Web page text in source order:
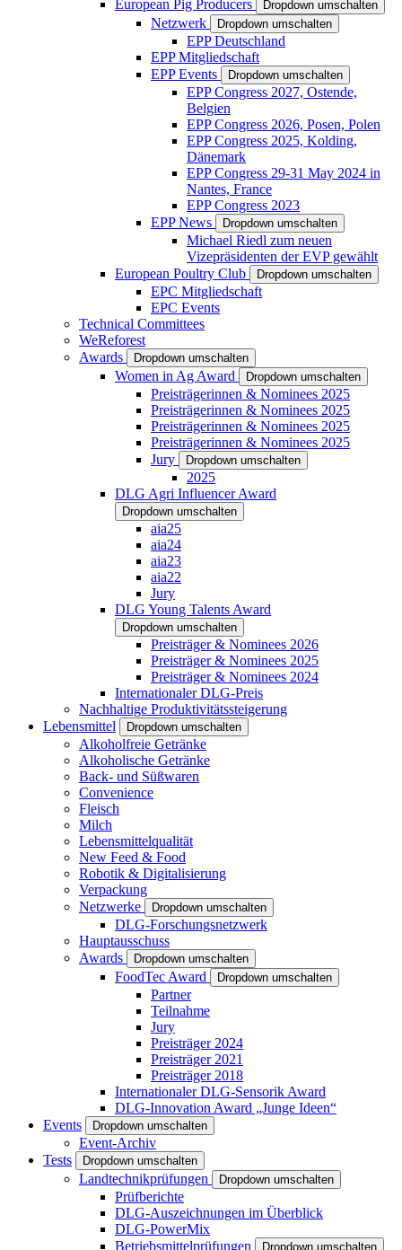
European Pig Producers
Dropdown umschalten
Netzwerk Dropdown umschalten
EPP Deutschland
EPP Mitgliedschaft
EPP Events
Dropdown umschalten
EPP Congress 2027, Ostende,
Belgien
EPP Congress 2026, Posen, Polen
EPP Congress 2025, Kolding,
Dänemark
EPP Congress 29-31 May 2024 in
Nantes, France
EPP Congress 2023
EPP News
Dropdown umschalten
Michael Riedl zum neuen
Vizepräsidenten der EVP gewählt
European Poultry Club
Dropdown umschalten
EPC Mitgliedschaft
EPC Events
Technical Committees
WeReforest
Awards
Dropdown umschalten
Women in Ag Award Dropdown umschalten
Preisträgerinnen & Nominees 2025
Preisträgerinnen & Nominees 2025
Preisträgerinnen & Nominees 2025
Preisträgerinnen & Nominees 2025
Jury
Dropdown umschalten
2025
DLG Agri Influencer Award
Dropdown umschalten
aia25
aia24
aia23
aia22
Jury
DLG Young Talents Award
Dropdown umschalten
Preisträger & Nominees 2026
Preisträger & Nominees 2025
Preisträger & Nominees 2024
Internationaler DLG-Preis
Nachhaltige Produktivitätssteigerung
Lebensmittel
Dropdown umschalten
Alkoholfreie Getränke
Alkoholische Getränke
Back- und Süßwaren
Convenience
Fleisch
Milch
Lebensmittelqualität
New Feed & Food
Robotik & Digitalisierung
Verpackung
Netzwerke
Dropdown umschalten
DLG-Forschungsnetzwerk
Hauptausschuss
Awards
Dropdown umschalten
FoodTec Award Dropdown umschalten
Partner
Teilnahme
Jury
Preisträger 2024
Preisträger 2021
Preisträger 2018
Internationaler DLG-Sensorik Award
DLG-Innovation Award „Junge Ideen“
Events
Dropdown umschalten
Event-Archiv
Tests
Dropdown umschalten
Landtechnikprüfungen Dropdown umschalten
Prüfberichte
DLG-Auszeichnungen im Überblick
DLG-PowerMix
Betriebsmittelprüfungen
Dropdown umschalten